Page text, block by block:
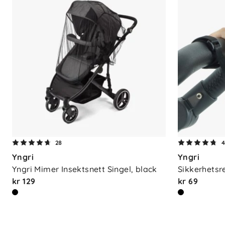
Spesifikasjoner:
Bruksområder
Anbefalt alder
: Fra 6 måneder til
Materiale: Polyester og PVC-fri
Vedlikehold
: Håndvask anbefales
Montering
: Festes rundt rygg og
stoler
28
Yngri
Yngri Mimer Insektsnett Singel, black
kr 129
Yngri
kr 69